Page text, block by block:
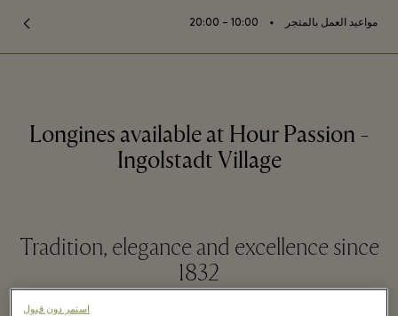
مواعيد العمل بالمتجر ⬩
10:00 – 20:00
Longines available at Hour Passion -
Ingolstadt Village
Tradition, elegance and excellence since
1832
استمر دون قبول